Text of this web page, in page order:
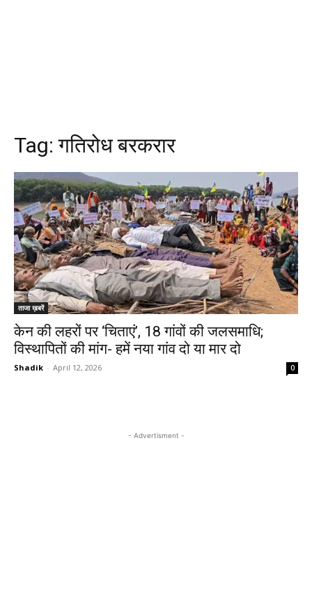
Tag:गतिरोध बरकरार
ताजा ख़बरें
केन की लहरों पर ‘चिताएं’, 18 गांवों की जलसमाधि;
विस्थापितों की मांग- हमें नया गांव दो या मार दो
Shadik - April 12, 2026 0
- Advertisment -